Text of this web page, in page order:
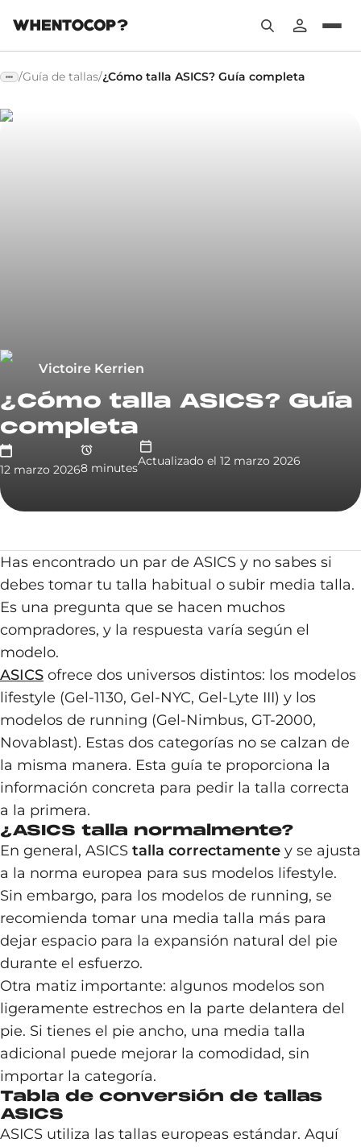
/Guía de tallas/¿Cómo talla ASICS? Guía completa
Victoire Kerrien
¿Cómo talla ASICS? Guía
completa
12 marzo 20268 minutesActualizado el 12 marzo 2026
Has encontrado un par de ASICS y no sabes si
debes tomar tu talla habitual o subir media talla.
Es una pregunta que se hacen muchos
compradores, y la respuesta varía según el
modelo.
ASICS ofrece dos universos distintos: los modelos
lifestyle (Gel-1130, Gel-NYC, Gel-Lyte III) y los
modelos de running (Gel-Nimbus, GT-2000,
Novablast). Estas dos categorías no se calzan de
la misma manera. Esta guía te proporciona la
información concreta para pedir la talla correcta
a la primera.
¿ASICS talla normalmente?
En general, ASICS talla correctamente y se ajusta
a la norma europea para sus modelos lifestyle.
Sin embargo, para los modelos de running, se
recomienda tomar una media talla más para
dejar espacio para la expansión natural del pie
durante el esfuerzo.
Otra matiz importante: algunos modelos son
ligeramente estrechos en la parte delantera del
pie. Si tienes el pie ancho, una media talla
adicional puede mejorar la comodidad, sin
importar la categoría.
Tabla de conversión de tallas
ASICS
ASICS utiliza las tallas europeas estándar. Aquí